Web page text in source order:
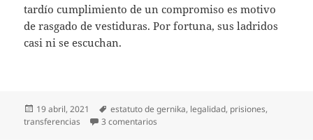
tardío cumplimiento de un compromiso es motivo
de rasgado de vestiduras. Por fortuna, sus ladridos
casi ni se escuchan.
Publicado
el
19 abril, 2021 Etiquetas
estatuto de gernika, legalidad, prisiones,
transferencias
3 comentarios